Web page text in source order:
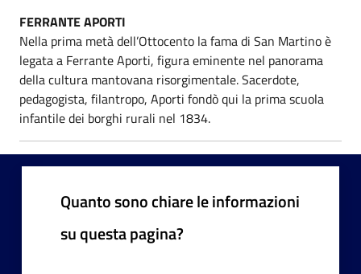
FERRANTE APORTI
Nella prima metà dell’Ottocento la fama di San Martino è
legata a Ferrante Aporti, figura eminente nel panorama
della cultura mantovana risorgimentale. Sacerdote,
pedagogista, filantropo, Aporti fondò qui la prima scuola
infantile dei borghi rurali nel 1834.
Quanto sono chiare le informazioni
su questa pagina?